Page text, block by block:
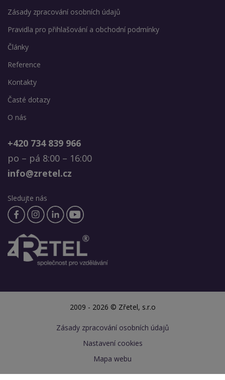
Zásady zpracování osobních údajů
Pravidla pro přihlašování a obchodní podmínky
Články
Reference
Kontakty
Časté dotazy
O nás
+420 734 839 966
po – pá 8:00 – 16:00
info@zretel.cz
Sledujte nás
2009 - 2026 © Zřetel, s.r.o
Zásady zpracování osobních údajů
Nastavení cookies
Mapa webu